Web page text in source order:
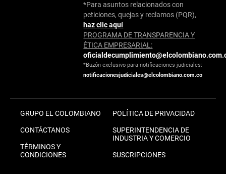
*Para asuntos relacionados con
peticiones, quejas y reclamos (PQR),
haz clic aquí
PROGRAMA DE TRANSPARENCIA Y
ÉTICA EMPRESARIAL:
*Buzón exclusivo para notificaciones judiciales:
notificacionesjudiciales@elcolombiano.com.co
GRUPO EL COLOMBIANO
CONTÁCTANOS
TÉRMINOS Y
CONDICIONES
POLÍTICA DE PRIVACIDAD
SUPERINTENDENCIA DE
INDUSTRIA Y COMERCIO
SUSCRIPCIONES